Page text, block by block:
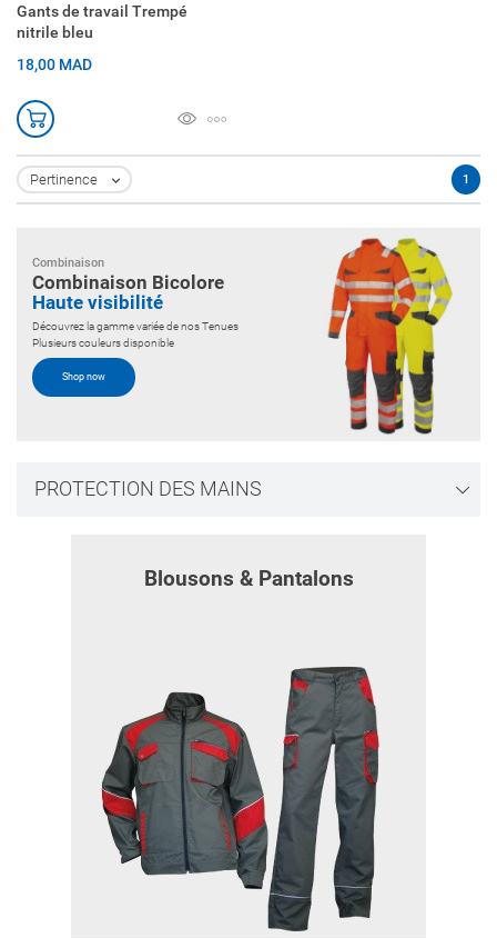
PROTECTION DES MAINS
Blousons & Pantalons
Gants de travail Trempé
nitrile bleu
18,00 MAD
Pertinence  1
Combinaison
Combinaison Bicolore
Haute visibilité
Découvrez la gamme variée de nos Tenues
Plusieurs couleurs disponible
Shop now